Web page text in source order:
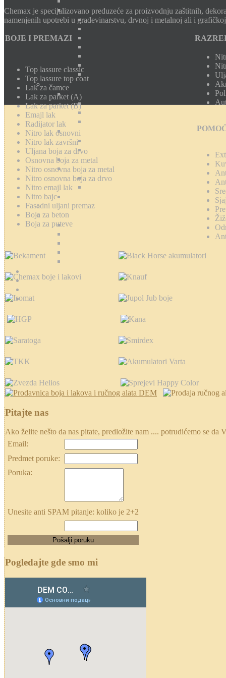
Chemax je specijalizovano preduzeće za proizvodnju zaštitnih,
namenjenih upotrebi u građevinarstvu, drvnoj i metalnoj ali i
BOJE I PREMAZI
Top lassure classic
Top lassure top coat
Lak za čamce
Lak za parket (A)
Lak za parket (B)
Emajl lak
Radijator lak
Nitro lak osnovni
Nitro lak završni
Uljana boja za drvo
Osnovna boja za metal
Nitro osnovna boja za metal
Nitro osnovna boja za drvo
Nitro emajl lak
Nitro bajc
Fasadni uljani premaz
Boja za beton
Boja za puteve
Sjaj
Pitajte nas
Ako želite nešto da nas pitate, predložite nam .... potrudićemo se da
Email:
Predmet poruke:
Poruka:
Unesite anti SPAM pitanje: koliko je 2+2
Pogledajte gde smo mi